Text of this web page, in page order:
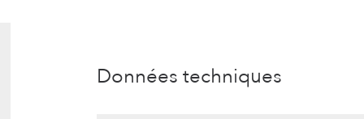
Données techniques